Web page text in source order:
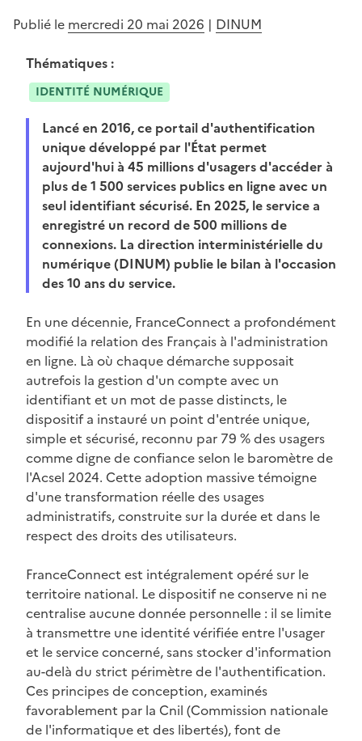
Publié le mercredi 20 mai 2026 | DINUM
Thématiques :
IDENTITÉ NUMÉRIQUE
Lancé en 2016, ce portail d'authentification
unique développé par l'État permet
aujourd'hui à 45 millions d'usagers d'accéder à
plus de 1 500 services publics en ligne avec un
seul identifiant sécurisé. En 2025, le service a
enregistré un record de 500 millions de
connexions. La direction interministérielle du
numérique (DINUM) publie le bilan à l'occasion
des 10 ans du service.
En une décennie, FranceConnect a profondément
modifié la relation des Français à l'administration
en ligne. Là où chaque démarche supposait
autrefois la gestion d'un compte avec un
identifiant et un mot de passe distincts, le
dispositif a instauré un point d'entrée unique,
simple et sécurisé, reconnu par 79 % des usagers
comme digne de confiance selon le baromètre de
l'Acsel 2024. Cette adoption massive témoigne
d'une transformation réelle des usages
administratifs, construite sur la durée et dans le
respect des droits des utilisateurs.
FranceConnect est intégralement opéré sur le
territoire national. Le dispositif ne conserve ni ne
centralise aucune donnée personnelle : il se limite
à transmettre une identité vérifiée entre l'usager
et le service concerné, sans stocker d'information
au-delà du strict périmètre de l'authentification.
Ces principes de conception, examinés
favorablement par la Cnil (Commission nationale
de l'informatique et des libertés), font de